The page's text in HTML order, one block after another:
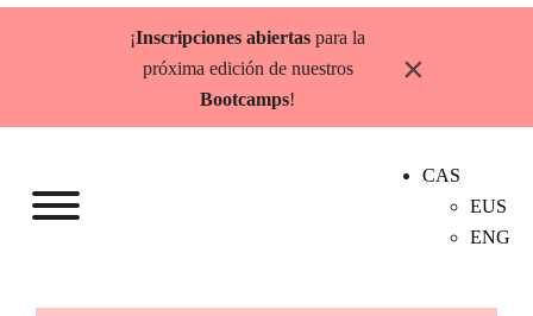
¡Inscripciones abiertas para la
próxima edición de nuestros
Bootcamps!
×
CAS
EUS
ENG